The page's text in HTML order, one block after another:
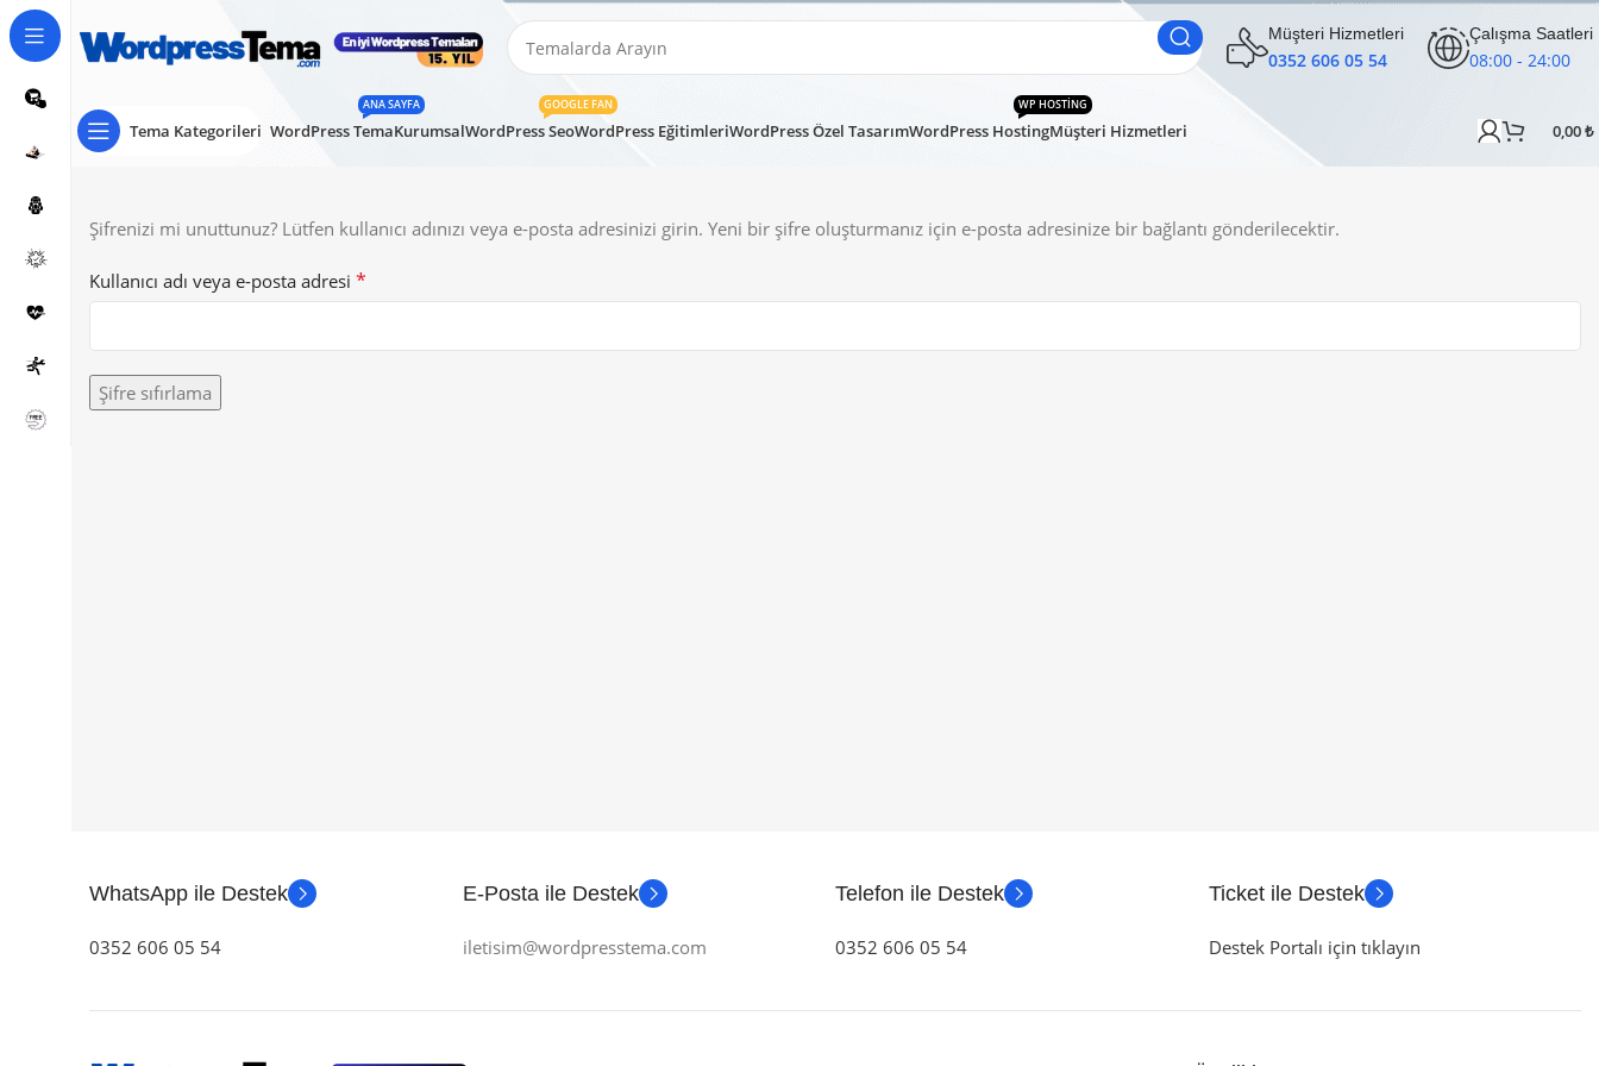
Müşteri Hizmetleri
0352 606 05 54
Çalışma Saatleri
08:00 - 24:00
Tema Kategorileri WordPress Tema
ANA SAYFA
KurumsalWordPress Seo
GOOGLE FAN
WordPress EğitimleriWordPress Özel TasarımWordPress Hosting
WP HOSTING
Müşteri Hizmetleri 0,00₺
Şifrenizi mi unuttunuz? Lütfen kullanıcı adınızı veya e-posta adresinizi girin. Yeni bir şifre oluşturmanız için e-posta adresinize bir bağlantı gönderilecektir.
Kullanıcı adı veya e-posta adresi *
Şifre sıfırlama
WhatsApp ile Destek
0352 606 05 54
E-Posta ile Destek
iletisim@wordpresstema.com
Telefon ile Destek
0352 606 05 54
Ticket ile Destek
Destek Portalı için tıklayın